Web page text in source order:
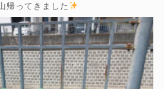
帰ってきました